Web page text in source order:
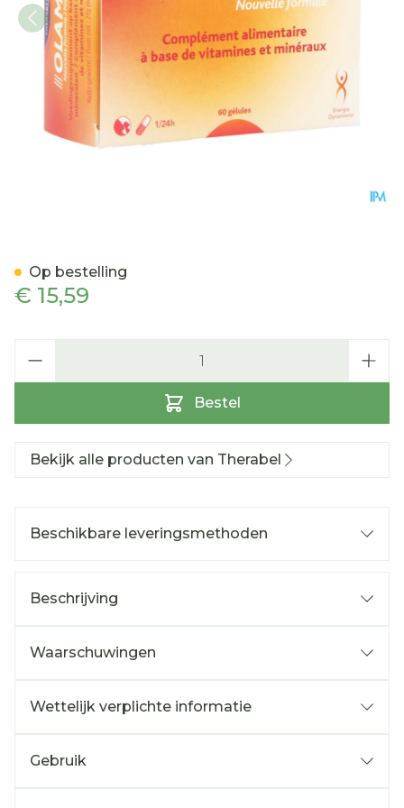
€ 15,59
Bestel
Op bestelling
Bekijk alle producten van Therabel
Beschikbare leveringsmethoden
Beschrijving
Waarschuwingen
Wettelijk verplichte informatie
Gebruik